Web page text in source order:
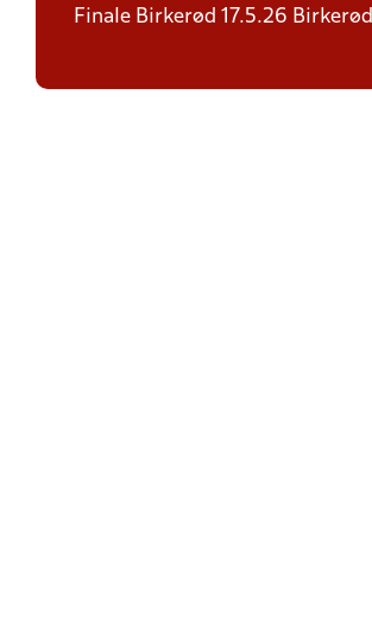
Finale Birkerød 17.5.26 Birkerød